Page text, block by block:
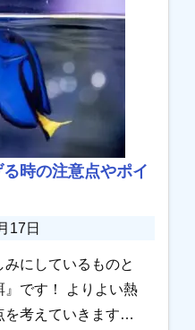
時の注意点やポイ
17日
にしているものと
』です！ よりよい熱
考えていきます！